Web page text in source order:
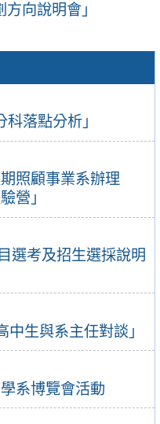
落點分析」
照顧事業系辦理
營」
選考及招生選採說明
生與系主任對談」
系博覽會活動
向說明會」